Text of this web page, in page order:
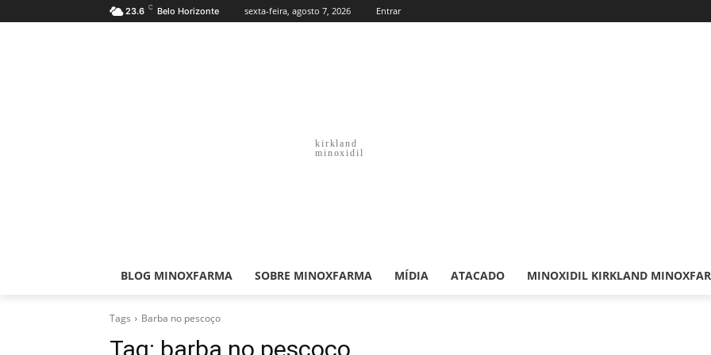
23.6 C Belo Horizonte sexta-feira, agosto 7, 2026 Entrar
kirkland
minoxidil
BLOG MINOXFARMA SOBRE MINOXFARMA MÍDIA ATACADO MINOXIDIL KIRKLAND
Tags Barba no pescoço
Tag: barba no pescoço